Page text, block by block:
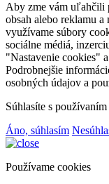
Aby zme vám uľahčili
obsah alebo reklamu
využívame súbory
sociálne médiá,
"Nastavenie cookies"
Podrobnejšie
osobných údajov a
Súhlasíte s
Áno, súhlasím
Používame cookies